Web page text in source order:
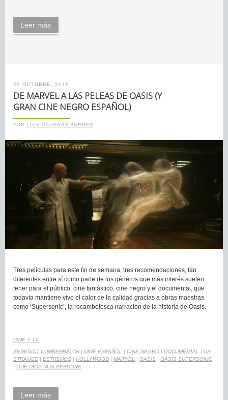
Leer más
29 OCTUBRE, 2016
DE MARVEL A LAS PELEAS DE OASIS (Y
GRAN CINE NEGRO ESPAÑOL)
POR LUIS CADENAS BORGES
Tres películas para este fin de semana, tres recomendaciones, tan
diferentes entre sí como parte de los géneros que más interés suelen
tener para el público: cine fantástico, cine negro y el documental, que
todavía mantiene vivo el calor de la calidad gracias a obras maestras
como ‘Supersonic’, la rocambolesca narración de la historia de Oasis.
CINE Y TV
BENEDICT CUMBERBATCH CINE ESPAÑOL CINE NEGRO DOCUMENTAL
DR
STRANGE
ESTRENOS HOLLYWOOD MARVEL OASIS
OASIS SUPERSONIC
QUE DIOS NOS PERDONE
Leer más